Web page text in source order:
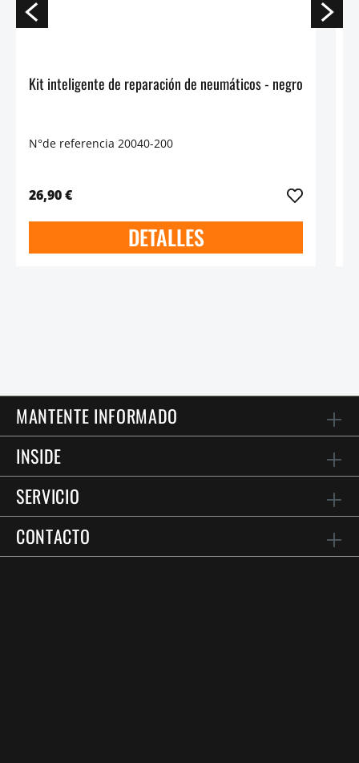
Kit inteligente de reparación de neumáticos - negro
N°de referencia 20040-200
26,90 €
DETALLES
MANTENTE INFORMADO
INSIDE
SERVICIO
CONTACTO